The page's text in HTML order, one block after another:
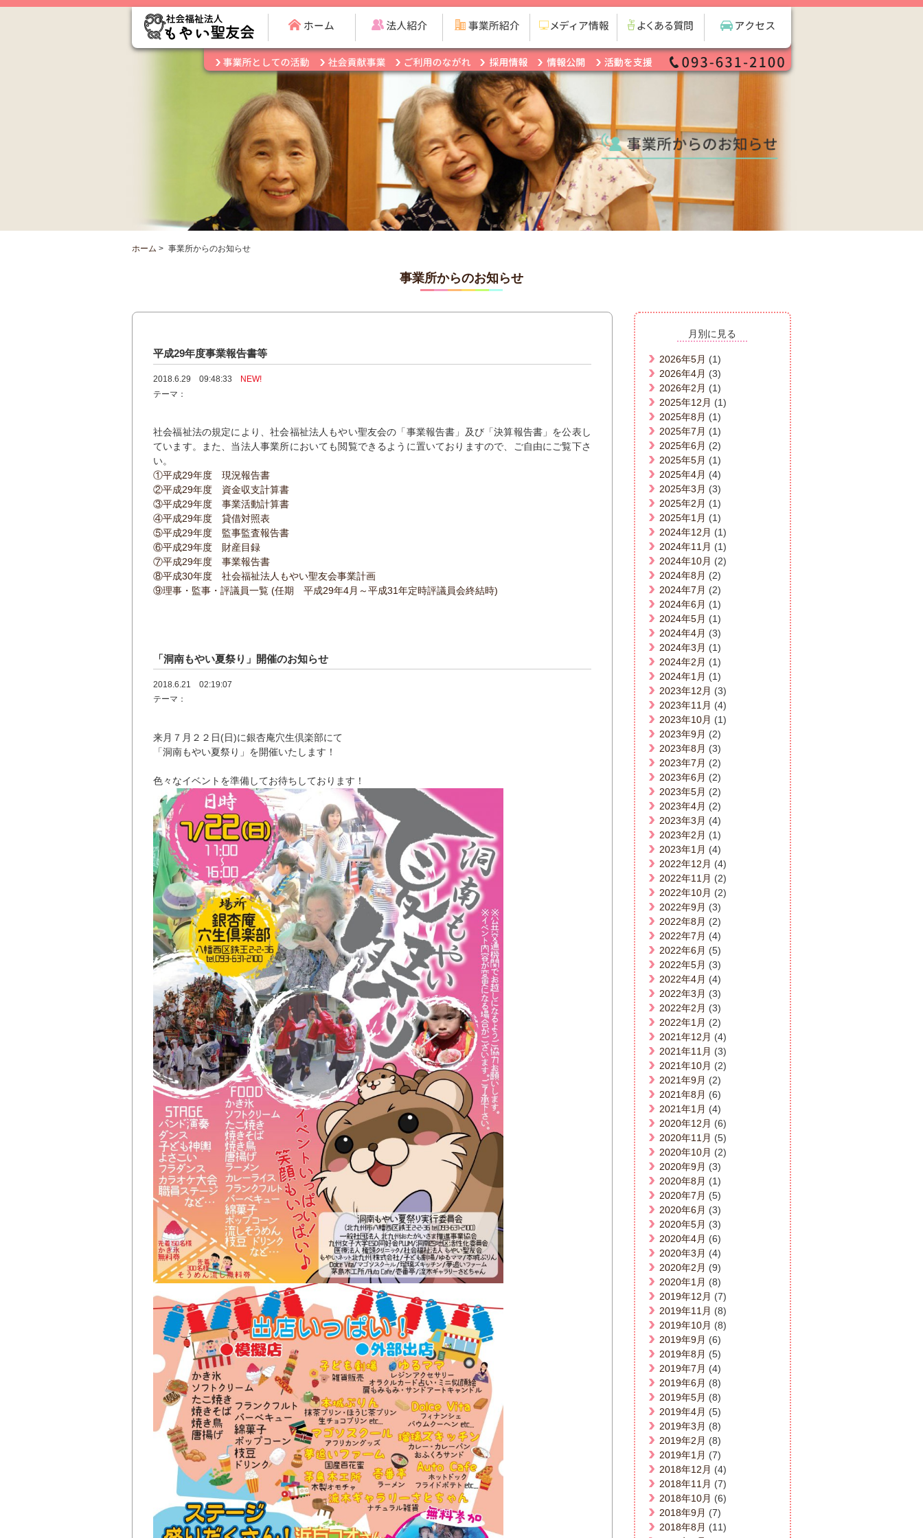
ホーム > 事業所からのお知らせ
事業所からのお知らせ
平成29年度事業報告書等
2018.6.29 09:48:33
NEW!
テーマ：
社会福祉法の規定により、社会福祉法人もやい聖友会の「事業報告書」及び「決算報告書」を公表し
ています。また、当法人事業所においても閲覧できるように置いておりますので、ご自由にご覧下さ
い。
①平成29年度 現況報告書
②平成29年度 資金収支計算書
③平成29年度 事業活動計算書
④平成29年度 貸借対照表
⑤平成29年度 監事監査報告書
⑥平成29年度 財産目録
⑦平成29年度 事業報告書
⑧平成30年度 社会福祉法人もやい聖友会事業計画
⑨理事・監事・評議員一覧 (任期 平成29年4月～平成31年定時評議員会終結時)
「洞南もやい夏祭り」開催のお知らせ
2018.6.21 02:19:07
テーマ：
来月７月２２日(日)に銀杏庵穴生倶楽部にて
「洞南もやい夏祭り」 を開催いたします！
色々なイベントを準備してお待ちしております！
月別に見る
2026年5月 (1)
2026年4月 (3)
2026年2月 (1)
2025年12月 (1)
2025年8月 (1)
2025年7月 (1)
2025年6月 (2)
2025年5月 (1)
2025年4月 (4)
2025年3月 (3)
2025年2月 (1)
2025年1月 (1)
2024年12月 (1)
2024年11月 (1)
2024年10月 (2)
2024年8月 (2)
2024年7月 (2)
2024年6月 (1)
2024年5月 (1)
2024年4月 (3)
2024年3月 (1)
2024年2月 (1)
2024年1月 (1)
2023年12月 (3)
2023年11月 (4)
2023年10月 (1)
2023年9月 (2)
2023年8月 (3)
2023年7月 (2)
2023年6月 (2)
2023年5月 (2)
2023年4月 (2)
2023年3月 (4)
2023年2月 (1)
2023年1月 (4)
2022年12月 (4)
2022年11月 (2)
2022年10月 (2)
2022年9月 (3)
2022年8月 (2)
2022年7月 (4)
2022年6月 (5)
2022年5月 (3)
2022年4月 (4)
2022年3月 (3)
2022年2月 (3)
2022年1月 (2)
2021年12月 (4)
2021年11月 (3)
2021年10月 (2)
2021年9月 (2)
2021年8月 (6)
2021年1月 (4)
2020年12月 (6)
2020年11月 (5)
2020年10月 (2)
2020年9月 (3)
2020年8月 (1)
2020年7月 (5)
2020年6月 (3)
2020年5月 (3)
2020年4月 (6)
2020年3月 (4)
2020年2月 (9)
2020年1月 (8)
2019年12月 (7)
2019年11月 (8)
2019年10月 (8)
2019年9月 (6)
2019年8月 (5)
2019年7月 (4)
2019年6月 (8)
2019年5月 (8)
2019年4月 (5)
2019年3月 (8)
2019年2月 (8)
2019年1月 (7)
2018年12月 (4)
2018年11月 (7)
2018年10月 (6)
2018年9月 (7)
2018年8月 (11)